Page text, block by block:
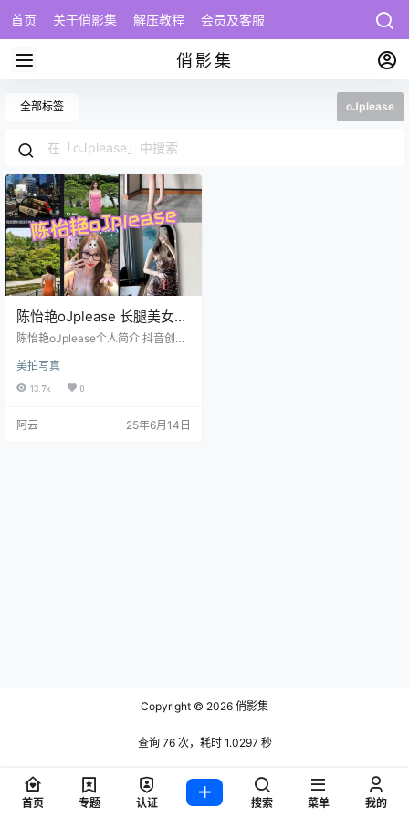
首页 关于俏影集 解压教程 会员及客服
俏影集
全部标签 oJplease
陈怡艳oJplease 长腿美女福
利写真资源合集下载
陈怡艳oJplease个人简介 抖音创作
vegod）是一位坐标浙江绍兴的内容
生产者，账号坐拥15.4万粉丝，累
活+时尚穿搭+自然风景」的多元内
美拍写真
13.7k 0
阿云 25年6月14日
Copyright © 2026 俏影集
查询 76 次，耗时 1.0297 秒
首页 专题 认证 搜索 菜单 我的